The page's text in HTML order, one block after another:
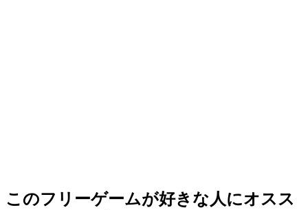
このフリーゲームが好きな人にオスス